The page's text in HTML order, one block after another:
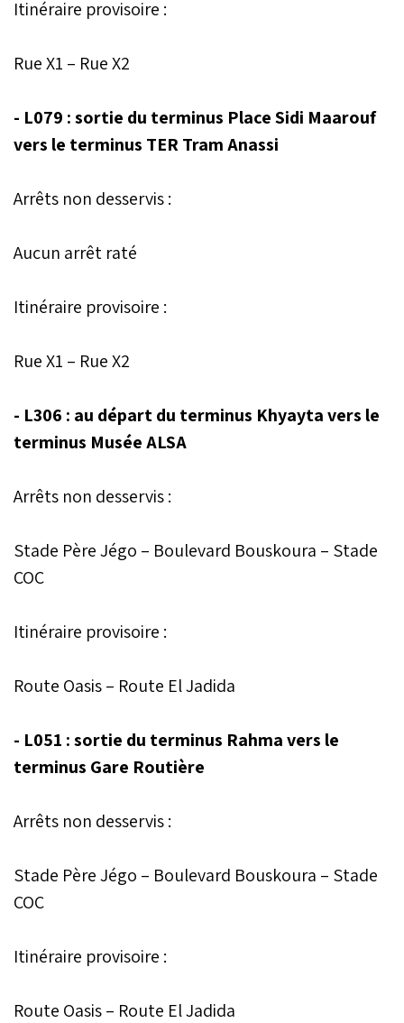
Itinéraire provisoire :
Rue X1 – Rue X2
- L079 : sortie du terminus Place Sidi Maarouf
vers le terminus TER Tram Anassi
Arrêts non desservis :
Aucun arrêt raté
Itinéraire provisoire :
Rue X1 – Rue X2
- L306 : au départ du terminus Khyayta vers le
terminus Musée ALSA
Arrêts non desservis :
Stade Père Jégo – Boulevard Bouskoura – Stade
COC
Itinéraire provisoire :
Route Oasis – Route El Jadida
- L051 : sortie du terminus Rahma vers le
terminus Gare Routière
Arrêts non desservis :
Stade Père Jégo – Boulevard Bouskoura – Stade
COC
Itinéraire provisoire :
Route Oasis – Route El Jadida